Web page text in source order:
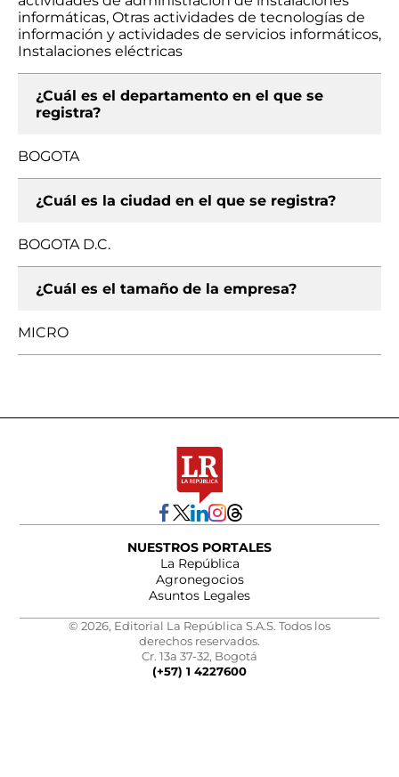
informáticas, Otras actividades de tecnologías de
información y actividades de servicios informáticos,
Instalaciones eléctricas
¿Cuál es el departamento en el que se
registra?
BOGOTA
¿Cuál es la ciudad en el que se registra?
BOGOTA D.C.
¿Cuál es el tamaño de la empresa?
MICRO
NUESTROS PORTALES
La República
Agronegocios
Asuntos Legales
© 2026, Editorial La República S.A.S. Todos los
derechos reservados.
Cr. 13a 37-32, Bogotá
(+57) 1 4227600